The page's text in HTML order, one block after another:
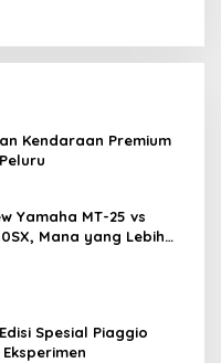
Kendaraan Premium
Yamaha MT-25 vs
Mana yang Lebih
Spesial Piaggio